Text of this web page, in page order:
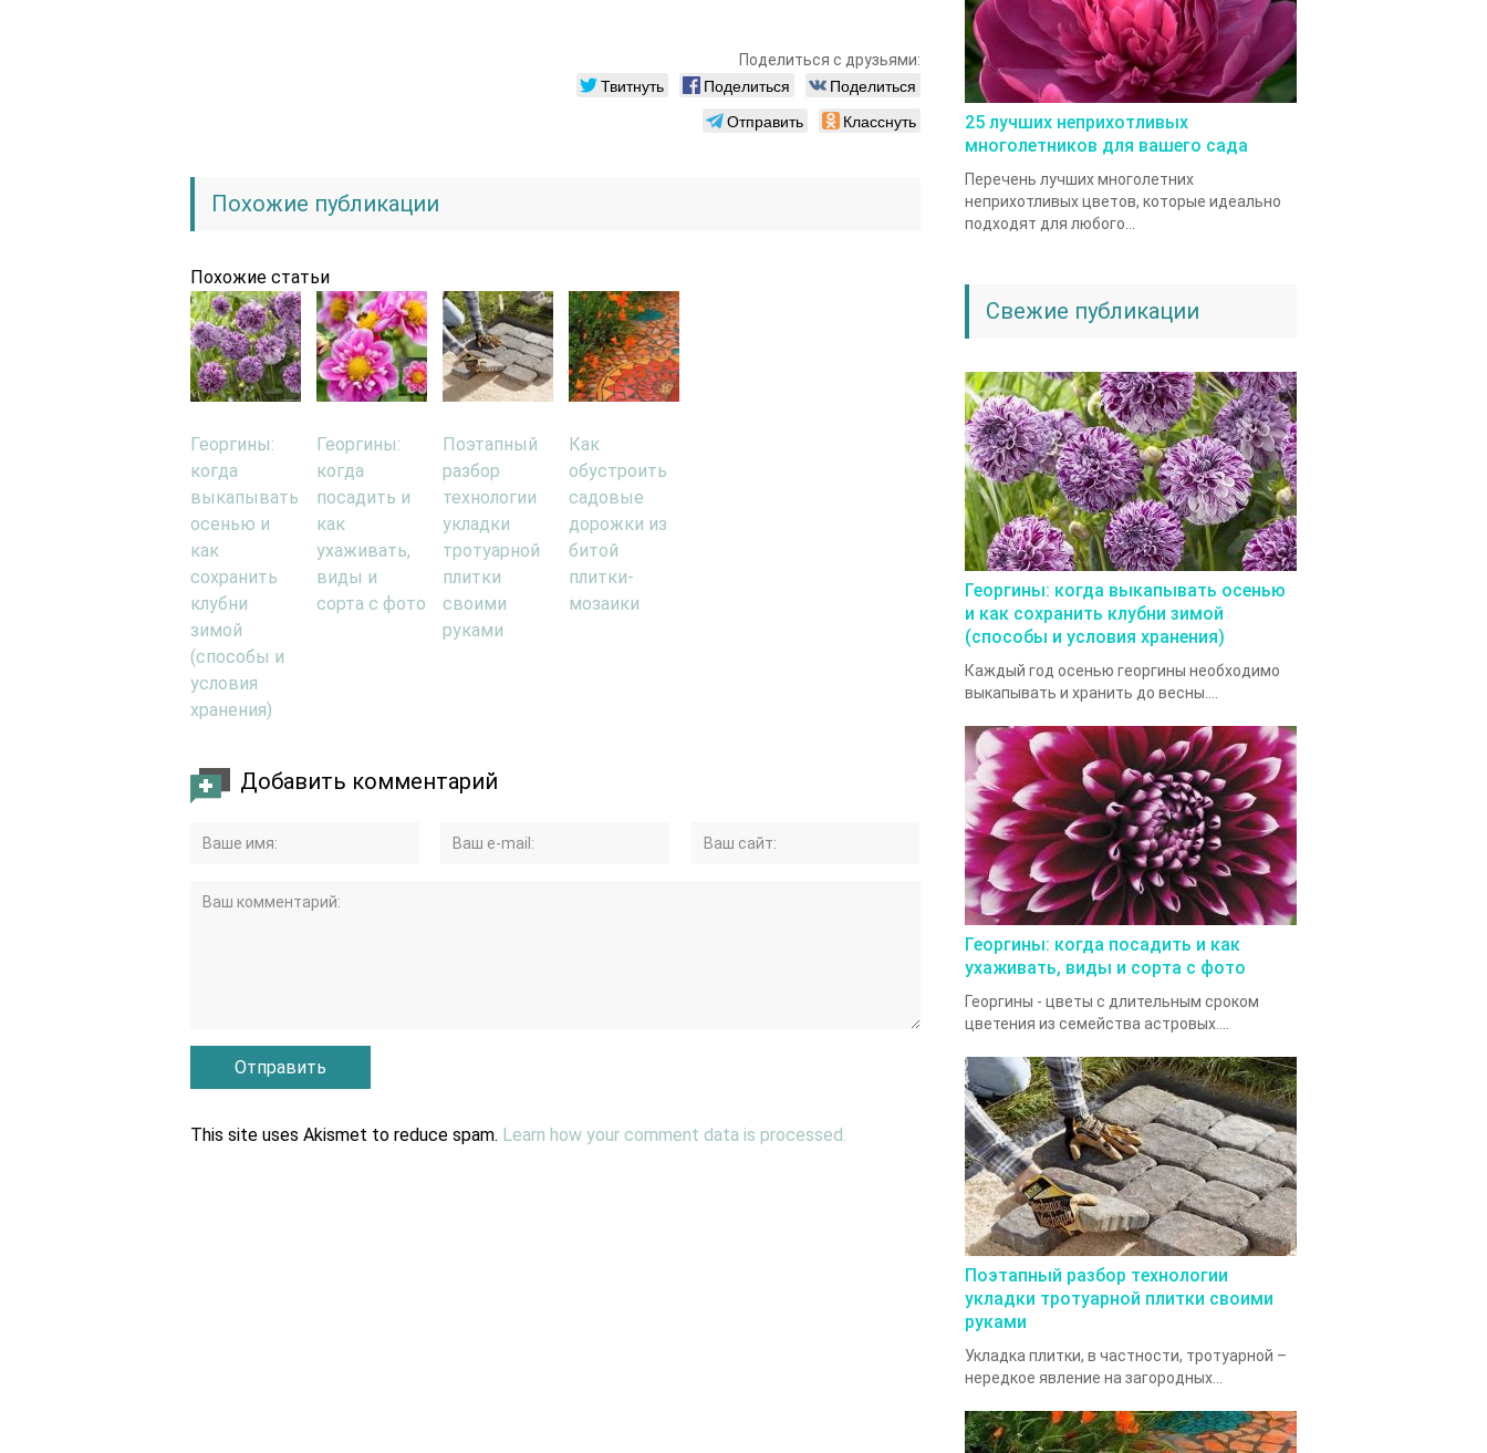
Поделиться с друзьями:
Твитнуть Поделиться
Поделиться
Отправить
Класснуть
Похожие публикации
Похожие статьи
Георгины:
когда
выкапывать
осенью и
как
сохранить
клубни
зимой
(способы и
условия
хранения)
Георгины:
когда
посадить и
как
ухаживать,
виды и
сорта с фото
Поэтапный
разбор
технологии
укладки
тротуарной
плитки
своими
руками
Как
обустроить
садовые
дорожки из
битой
плитки-
мозаики
Добавить комментарий
This site uses Akismet to reduce spam. Learn how your comment data is processed.
25 лучших неприхотливых
многолетников для вашего сада
Перечень лучших многолетних
неприхотливых цветов, которые идеально
подходят для любого...
Свежие публикации
Георгины: когда выкапывать осенью
и как сохранить клубни зимой
(способы и условия хранения)
Каждый год осенью георгины необходимо
выкапывать и хранить до весны....
Георгины: когда посадить и как
ухаживать, виды и сорта с фото
Георгины - цветы с длительным сроком
цветения из семейства астровых....
Поэтапный разбор технологии
укладки тротуарной плитки своими
руками
Укладка плитки, в частности, тротуарной –
нередкое явление на загородных...